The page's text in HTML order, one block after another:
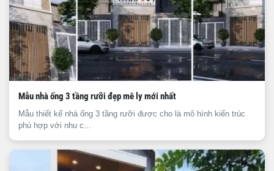
Mẫu nhà ống 3 tầng rưỡi đẹp mê ly mới nhất
Mẫu thiết kế nhà ống 3 tầng rưỡi được cho là mô hình kiến trúc
phù hợp với nhu c...